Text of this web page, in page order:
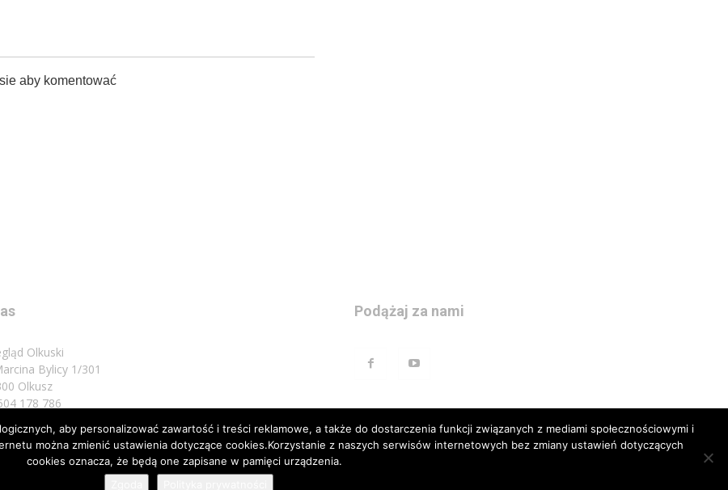
aby komentować
Olkuski
Bylicy 1/301
Olkusz
178 786
do nas: biuro@przeglad.olkuski.pl
Podążaj za nami
aby personalizować zawartość i treści reklamowe, a także do dostarczenia funkcji związanych z mediami społecznościowymi i
można zmienić ustawienia dotyczące cookies.Korzystanie z naszych serwisów internetowych bez zmiany ustawień dotyczących
cookies oznacza, że będą one zapisane w pamięci urządzenia.